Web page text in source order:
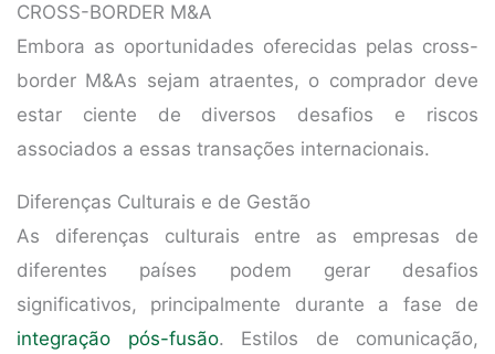
CROSS-BORDER M&A
Embora as oportunidades oferecidas pelas cross-
border M&As sejam atraentes, o comprador deve
estar ciente de diversos desafios e riscos
associados a essas transações internacionais.
Diferenças Culturais e de Gestão
As diferenças culturais entre as empresas de
diferentes países podem gerar desafios
significativos, principalmente durante a fase de
integração pós-fusão. Estilos de comunicação,